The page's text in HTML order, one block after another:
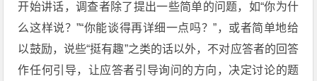
开始讲话，调查者除了提出一些简单的问题，如“你为什
么这样说？”“你能谈得再详细一点吗？”，或者简单地给
以鼓励，说些“挺有趣”之类的话以外，不对应答者的回答
作任何引导，让应答者引导询问的方向，决定讨论的题